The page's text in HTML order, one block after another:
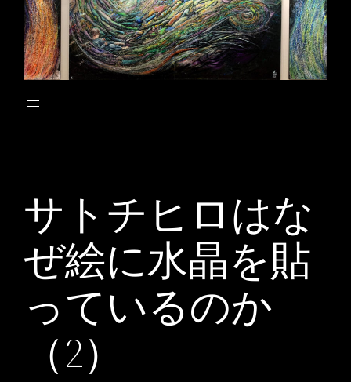
サトチヒロはな
ぜ絵に水晶を貼
っているのか
（2）